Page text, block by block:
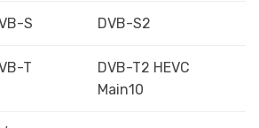
S DVB-S2
T
DVB-T2 HEVC
Main10